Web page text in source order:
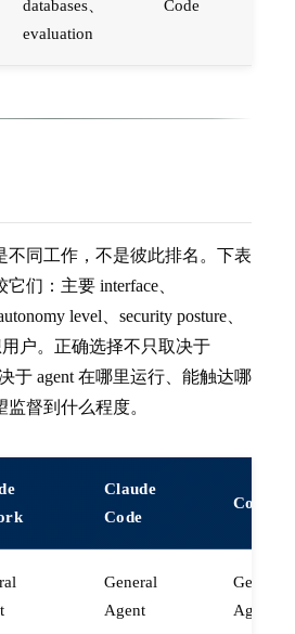
databases、
evaluation
Code
不同工作，不是彼此排名。下表
们：主要 interface、
level、security posture、
用户。正确选择不只取决于
于 agent 在哪里运行、能触达哪
督到什么程度。
Claude
Code
Codex
General
Agent
General
Agent